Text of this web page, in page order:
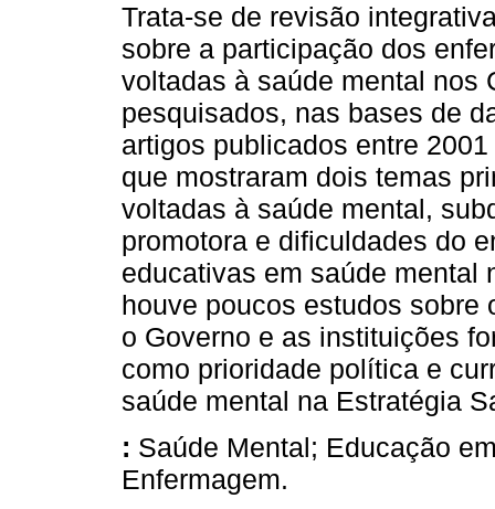
Trata-se de revisão
sobre a participação dos
voltadas à saúde mental nos
pesquisados, nas bases de
artigos publicados entre
que mostraram dois temas
voltadas à saúde mental,
promotora e dificuldades do
educativas em saúde mental
houve poucos estudos sobre
o Governo e as instituições
como prioridade política e
saúde mental na Estratégia
: Saúde Mental; Educação
Enfermagem.